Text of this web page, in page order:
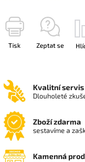
Tisk Zeptat se
Kvalitní servis
Dlouholeté
Zboží zdarma
sestavíme a
Kamenná